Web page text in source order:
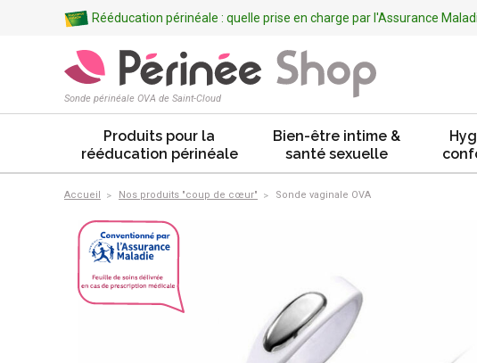
Rééducation périnéale : quelle prise en charge par l'Assurance
Sonde périnéale OVA de Saint-Cloud
Produits pour la
rééducation périnéale
Bien-être intime &
santé sexuelle
Accueil Nos produits "coup de cœur" Sonde vaginale OVA